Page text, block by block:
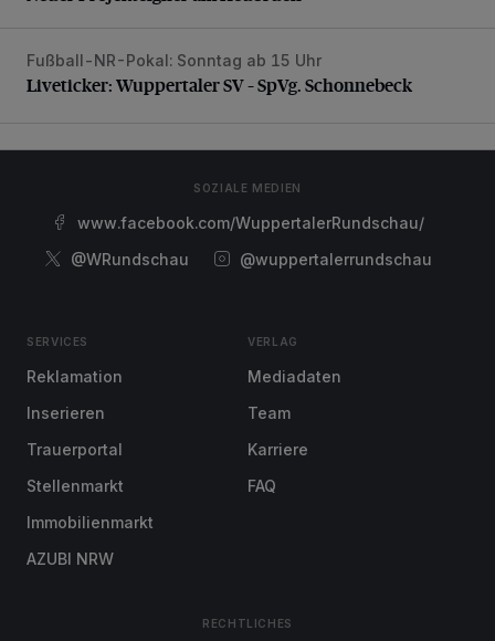
Liveticker: Wuppertaler SV – SpVg. Schonnebeck
Fußball-NR-Pokal: Sonntag ab 15 Uhr
Liveticker: Wuppertaler SV – SpVg. Schonnebeck
SOZIALE MEDIEN
www.facebook.com/WuppertalerRundschau/
@WRundschau
@wuppertalerrundschau
SERVICES
Reklamation
Inserieren
Trauerportal
Stellenmarkt
Immobilienmarkt
AZUBI NRW
VERLAG
Mediadaten
Team
Karriere
FAQ
RECHTLICHES